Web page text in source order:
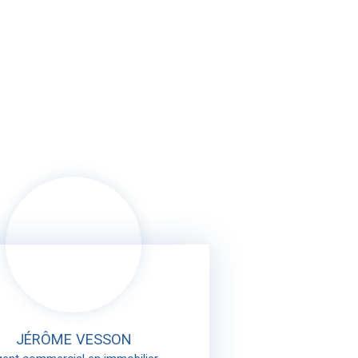
JÉRÔME VESSON